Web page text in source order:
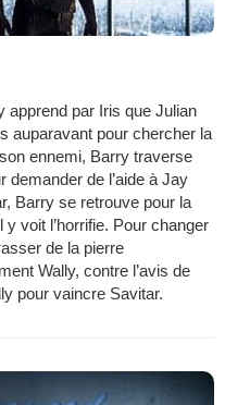
apprend par Iris que Julian
auparavant pour chercher la
ennemi, Barry traverse
demander de l’aide à Jay
Barry se retrouve pour la
y voit l’horrifie. Pour changer
de la pierre
Wally, contre l’avis de
pour vaincre Savitar.